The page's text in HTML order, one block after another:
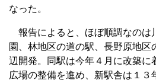
なった。
報告によると、ほぼ順調なのは
園、林地区の道の駅、長野原地区
辺開発。同駅は今年４月に改築に
広場の整備を進め、新駅舎は１３